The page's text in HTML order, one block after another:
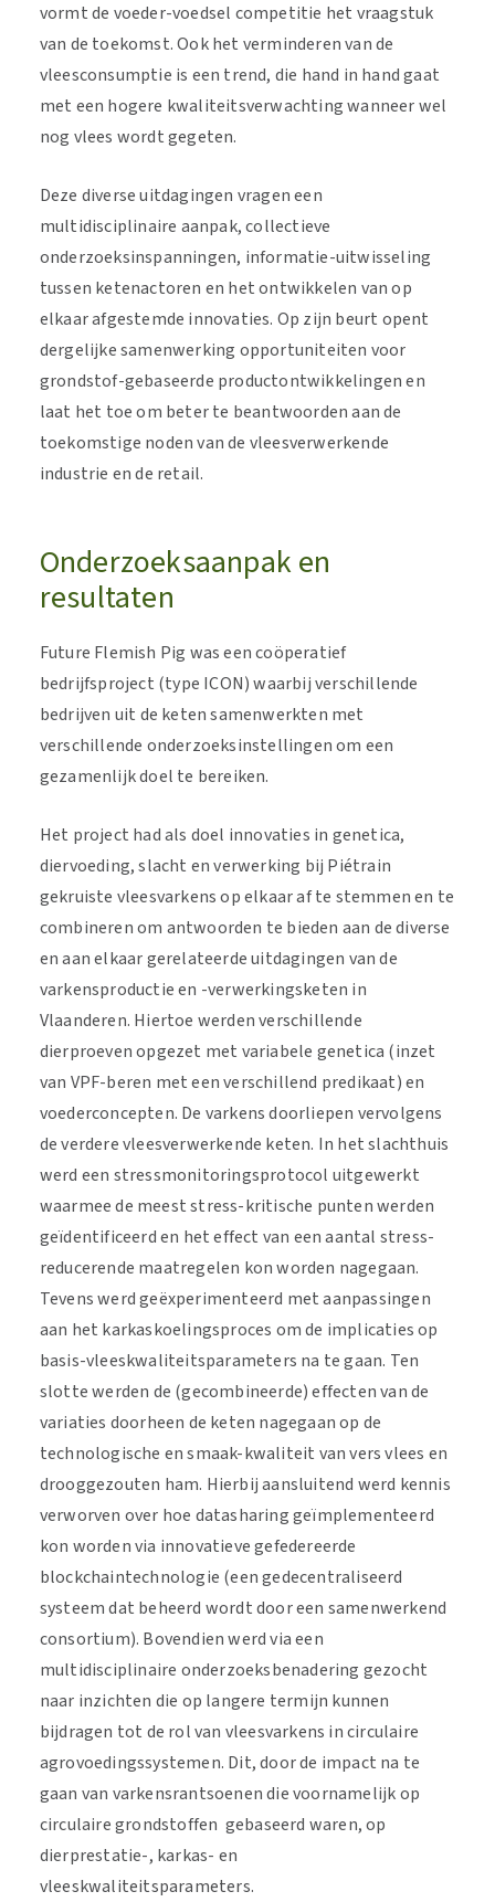
vormt de voeder-voedsel competitie het vraagstuk
van de toekomst. Ook het verminderen van de
vleesconsumptie is een trend, die hand in hand gaat
met een hogere kwaliteitsverwachting wanneer wel
nog vlees wordt gegeten.
Deze diverse uitdagingen vragen een
multidisciplinaire aanpak, collectieve
onderzoeksinspanningen, informatie-uitwisseling
tussen ketenactoren en het ontwikkelen van op
elkaar afgestemde innovaties. Op zijn beurt opent
dergelijke samenwerking opportuniteiten voor
grondstof-gebaseerde productontwikkelingen en
laat het toe om beter te beantwoorden aan de
toekomstige noden van de vleesverwerkende
industrie en de retail.
Onderzoeksaanpak en
resultaten
Future Flemish Pig was een coöperatief
bedrijfsproject (type ICON) waarbij verschillende
bedrijven uit de keten samenwerkten met
verschillende onderzoeksinstellingen om een
gezamenlijk doel te bereiken.
Het project had als doel innovaties in genetica,
diervoeding, slacht en verwerking bij Piétrain
gekruiste vleesvarkens op elkaar af te stemmen en te
combineren om antwoorden te bieden aan de diverse
en aan elkaar gerelateerde uitdagingen van de
varkensproductie en -verwerkingsketen in
Vlaanderen. Hiertoe werden verschillende
dierproeven opgezet met variabele genetica (inzet
van VPF-beren met een verschillend predikaat) en
voederconcepten. De varkens doorliepen vervolgens
de verdere vleesverwerkende keten. In het slachthuis
werd een stressmonitoringsprotocol uitgewerkt
waarmee de meest stress-kritische punten werden
geïdentificeerd en het effect van een aantal stress-
reducerende maatregelen kon worden nagegaan.
Tevens werd geëxperimenteerd met aanpassingen
aan het karkaskoelingsproces om de implicaties op
basis-vleeskwaliteitsparameters na te gaan. Ten
slotte werden de (gecombineerde) effecten van de
variaties doorheen de keten nagegaan op de
technologische en smaak-kwaliteit van vers vlees en
drooggezouten ham. Hierbij aansluitend werd kennis
verworven over hoe datasharing geïmplementeerd
kon worden via innovatieve gefedereerde
blockchaintechnologie (een gedecentraliseerd
systeem dat beheerd wordt door een samenwerkend
consortium). Bovendien werd via een
multidisciplinaire onderzoeksbenadering gezocht
naar inzichten die op langere termijn kunnen
bijdragen tot de rol van vleesvarkens in circulaire
agrovoedingssystemen. Dit, door de impact na te
gaan van varkensrantsoenen die voornamelijk op
circulaire grondstoffen gebaseerd waren, op
dierprestatie-, karkas- en
vleeskwaliteitsparameters.